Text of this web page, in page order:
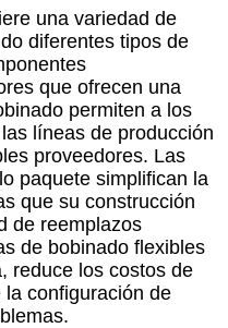
una variedad de
diferentes tipos de
que ofrecen una
permiten a los
líneas de producción
proveedores. Las
paquete simplifican la
que su construcción
de reemplazos
de bobinado flexibles
reduce los costos de
configuración de